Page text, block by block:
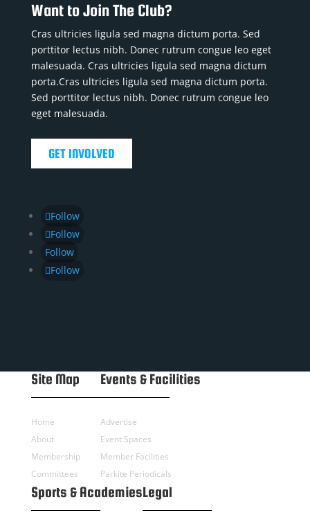
Want to Join The Club?
Cras ultricies ligula sed magna dictum porta. Sed
porttitor lectus nibh. Donec rutrum congue leo eget
malesuada. Cras ultricies ligula sed magna dictum
porta.Cras ultricies ligula sed magna dictum porta.
Sed porttitor lectus nibh. Donec rutrum congue leo
eget malesuada.
GET INVOLVED
Follow
Follow
Follow
Follow
Site Map
Home
About
Membership
Committees
Events & Facilities
Advertise
Event Spaces
Member Facilities
Parkite Periodicals
Sports & AcademiesLegal